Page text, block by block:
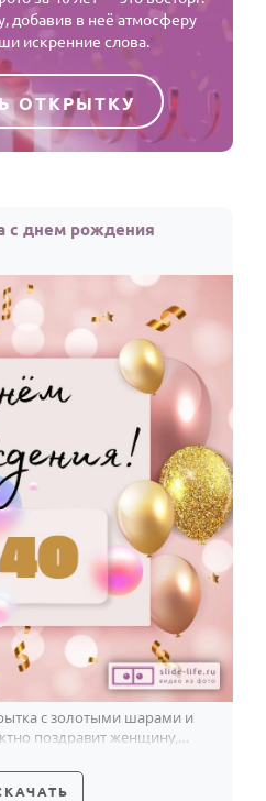
добавив в неё атмосферу
искренние слова.
ОТКРЫТКУ
с днем рождения
с золотыми шарами и
поздравит женщину,